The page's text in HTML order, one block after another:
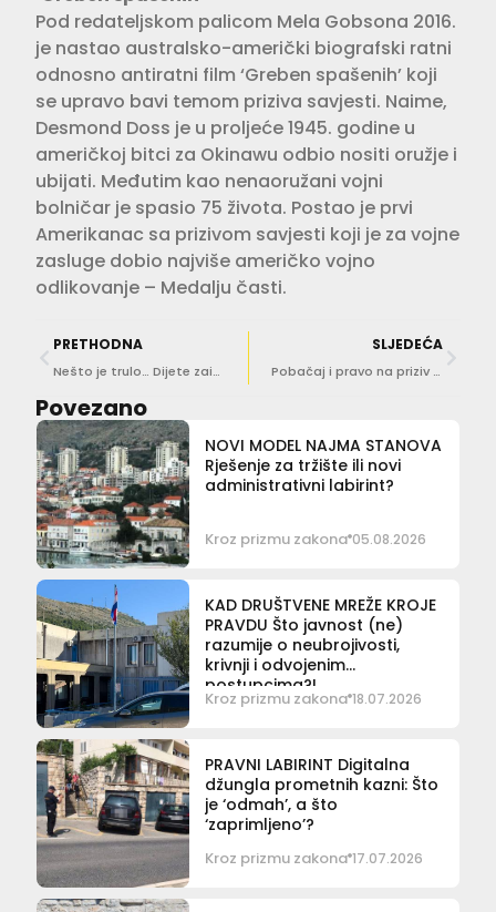
Pod redateljskom palicom Mela Gobsona 2016.
je nastao australsko-američki biografski ratni
odnosno antiratni film ‘Greben spašenih’ koji
se upravo bavi temom priziva savjesti. Naime,
Desmond Doss je u proljeće 1945. godine u
američkoj bitci za Okinawu odbio nositi oružje i
ubijati. Međutim kao nenaoružani vojni
bolničar je spasio 75 života. Postao je prvi
Amerikanac sa prizivom savjesti koji je za vojne
zasluge dobio najviše američko vojno
odlikovanje – Medalju časti.
PRETHODNA
Nešto je trulo… Dijete zaista ispada ‘vreća krumpira’… Ali svi bi trebali ‘flaster na usta’?! I Severina i mediji
SLJEDEĆA
Pobačaj i pravo na priziv savjesti
Povezano
NOVI MODEL NAJMA STANOVA
Rješenje za tržište ili novi
administrativni labirint?
Kroz prizmu zakona 05.08.2026
KAD DRUŠTVENE MREŽE KROJE
PRAVDU Što javnost (ne)
razumije o neubrojivosti,
krivnji i odvojenim
postupcima?!
Kroz prizmu zakona 18.07.2026
PRAVNI LABIRINT Digitalna
džungla prometnih kazni: Što
je ‘odmah’, a što
‘zaprimljeno’?
Kroz prizmu zakona 17.07.2026